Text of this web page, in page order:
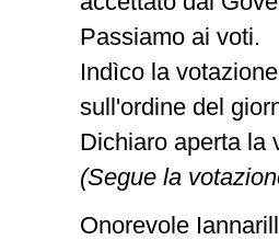
Passiamo ai voti.
Indìco la
sull'ordine del
Dichiaro aperta la
(Segue la
Onorevole